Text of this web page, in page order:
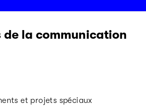
de la communication
et projets spéciaux